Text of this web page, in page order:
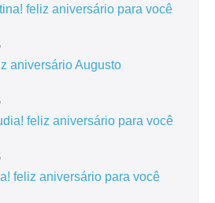
feliz aniversário para você
aniversário Augusto
feliz aniversário para você
feliz aniversário para você